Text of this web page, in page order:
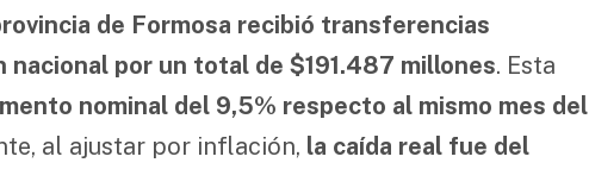
de Formosa recibió transferencias
nacional por un total de $191.487 millones. Esta
nominal del 9,5% respecto al mismo mes del
al ajustar por inflación, la caída real fue del